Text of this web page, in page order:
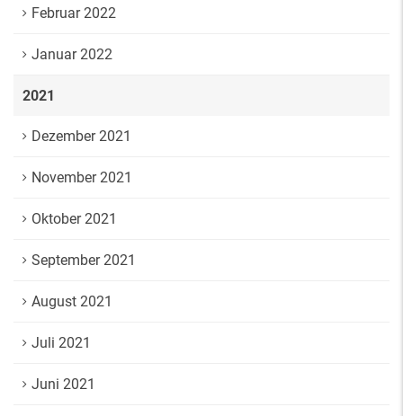
Februar 2022
Januar 2022
2021
Dezember 2021
November 2021
Oktober 2021
September 2021
August 2021
Juli 2021
Juni 2021